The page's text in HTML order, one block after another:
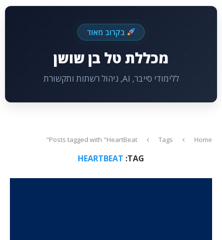
בקרוב מאוד
מכללת טל בן שושן
ללימודי סייבר, AI, ניהול רשתות ותקשורת
Home
Tags
Posts tagged with "HeartBeat"
TAG:
HEARTBEAT